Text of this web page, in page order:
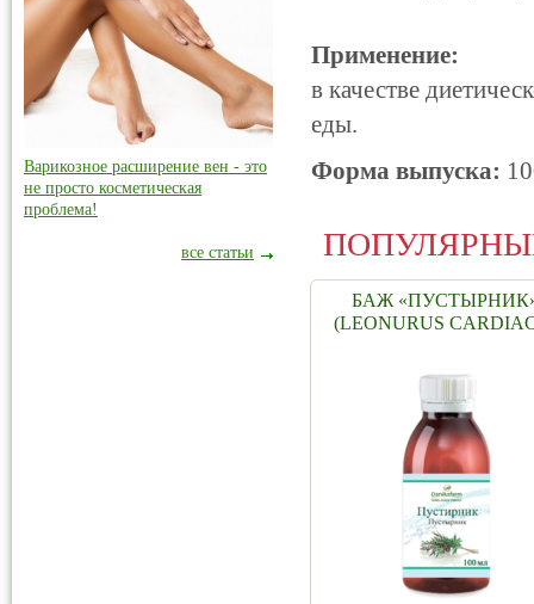
Применение:
в качестве
еды.
Форма выпуска:
БАЖ
(LEONURUS
Варикозное расширение вен - это
не просто косметическая
проблема!
все статьи